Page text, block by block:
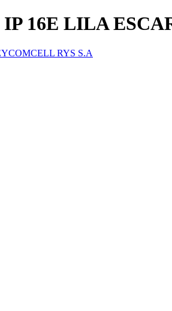
16E LILA
RYS S.A